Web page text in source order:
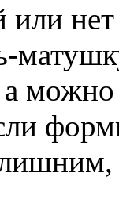
или
можно